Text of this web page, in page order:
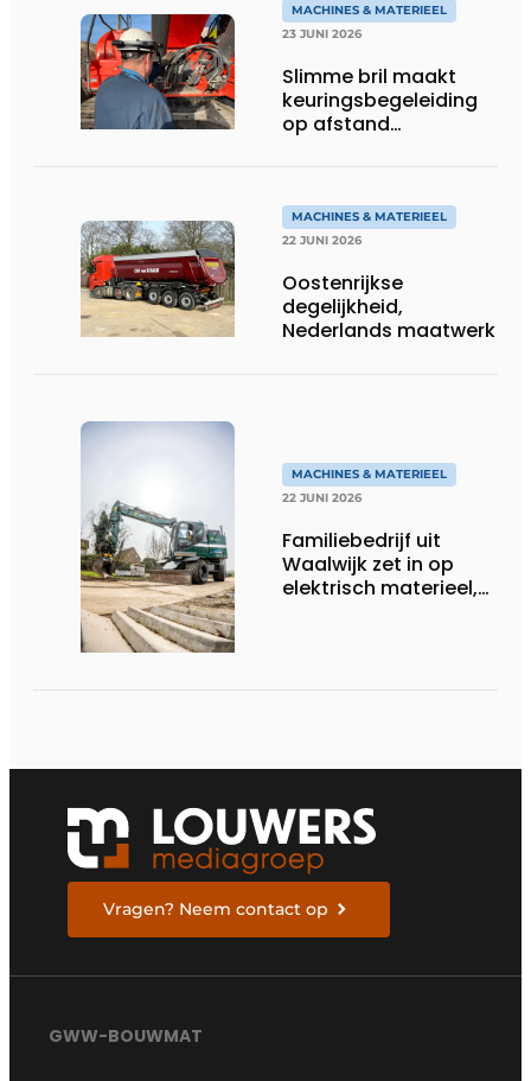
MACHINES & MATERIEEL
23 JUNI 2026
Slimme bril maakt
keuringsbegeleiding
op afstand
MACHINES & MATERIEEL
22 JUNI 2026
Oostenrijkse
degelijkheid,
Nederlands maatwerk
MACHINES & MATERIEEL
22 JUNI 2026
Familiebedrijf uit
Waalwijk zet in op
elektrisch materieel,
Vragen? Neem contact op
GWW-BOUWMAT